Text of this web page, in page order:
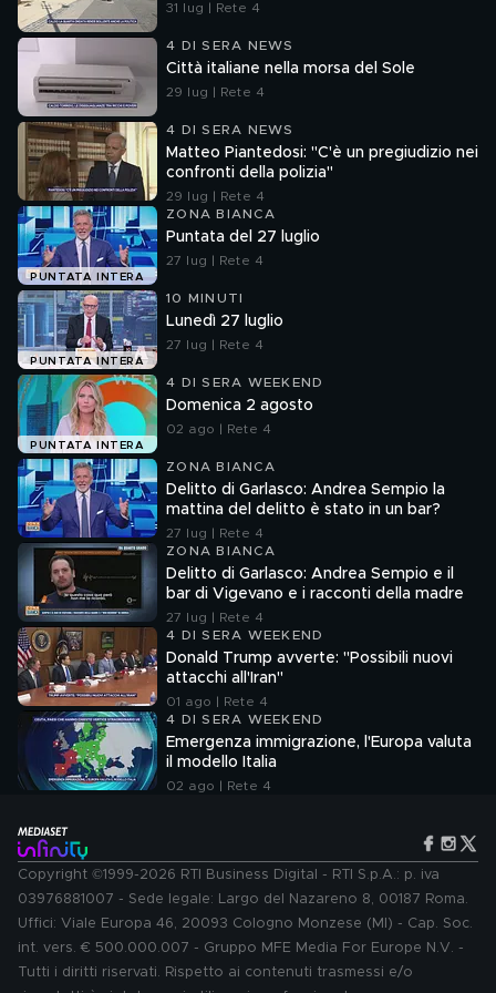
31 lug | Rete 4
4 DI SERA NEWS
Città italiane nella morsa del Sole
29 lug | Rete 4
4 DI SERA NEWS
Matteo Piantedosi: "C'è un pregiudizio nei
confronti della polizia"
29 lug | Rete 4
PUNTATA INTERA
ZONA BIANCA
Puntata del 27 luglio
27 lug | Rete 4
PUNTATA INTERA
10 MINUTI
Lunedì 27 luglio
27 lug | Rete 4
PUNTATA INTERA
4 DI SERA WEEKEND
Domenica 2 agosto
02 ago | Rete 4
ZONA BIANCA
Delitto di Garlasco: Andrea Sempio la
mattina del delitto è stato in un bar?
27 lug | Rete 4
ZONA BIANCA
Delitto di Garlasco: Andrea Sempio e il
bar di Vigevano e i racconti della madre
27 lug | Rete 4
4 DI SERA WEEKEND
Donald Trump avverte: "Possibili nuovi
attacchi all'Iran"
01 ago | Rete 4
4 DI SERA WEEKEND
Emergenza immigrazione, l'Europa valuta
il modello Italia
02 ago | Rete 4
Copyright ©1999-2026 RTI Business Digital - RTI S.p.A.: p. iva
03976881007 - Sede legale: Largo del Nazareno 8, 00187 Roma.
Uffici: Viale Europa 46, 20093 Cologno Monzese (MI) - Cap. Soc.
int. vers. € 500.000.007 - Gruppo MFE Media For Europe N.V. -
Tutti i diritti riservati. Rispetto ai contenuti trasmessi e/o